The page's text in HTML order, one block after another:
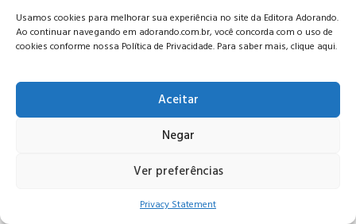
Usamos cookies para melhorar sua experiência no site da Editora Adorando.
Ao continuar navegando em adorando.com.br, você concorda com o uso de
cookies conforme nossa Política de Privacidade. Para saber mais, clique aqui.
Aceitar
Negar
Ver preferências
Privacy Statement
© Editora Adorando 2026. Todos os direitos reservados.
Consulte nossapolítica de privacidade.